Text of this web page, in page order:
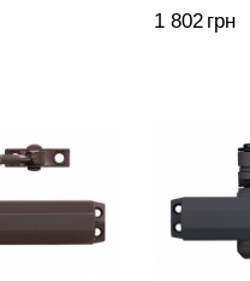
1 802 грн